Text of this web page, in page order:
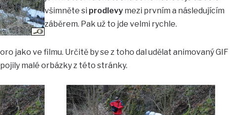
všimněte si prodlevymezi prvním a následujícím
záběrem. Pak už to jde velmi rychle.
jako ve filmu. Určitě by se z toho dal udělat animovaný GIF
malé orbázky z této stránky.